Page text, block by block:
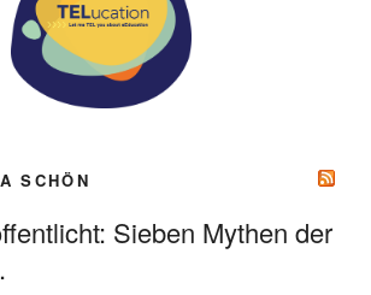
SCHÖN
Sieben Mythen der